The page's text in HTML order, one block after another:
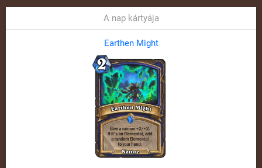
A nap kártyája
Earthen Might